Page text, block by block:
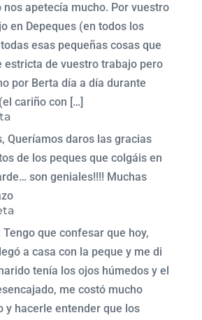
apetecía mucho. Por vuestro
en Depeques (en todos los
esas pequeñas cosas que
estricta de vuestro trabajo pero
por Berta día a día durante
cariño con […]
Queríamos daros las gracias
de los peques que colgáis en
son geniales!!!! Muchas
que confesar que hoy,
a casa con la peque y me di
tenía los ojos húmedos y el
me costó mucho
y hacerle entender que los